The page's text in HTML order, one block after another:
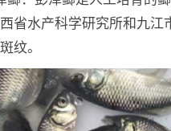
省水产科学研究所和九江
纹。